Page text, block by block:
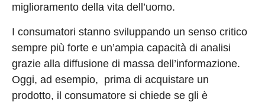
miglioramento della vita dell’uomo.
I consumatori stanno sviluppando un senso critico
sempre più forte e un’ampia capacità di analisi
grazie alla diffusione di massa dell’informazione.
Oggi, ad esempio, prima di acquistare un
prodotto, il consumatore si chiede se gli è